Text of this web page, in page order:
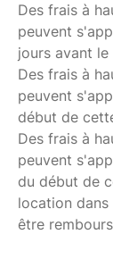
RONIN S2 PRO
ou
PACK
Filtre ND
DJI RONIN S2
ou
PACK
+ Filtre ND
stabilisateur
Des frais à
peuvent
jours avant
Des frais à
peuvent
début de
Des frais à
peuvent
du début de
location
être